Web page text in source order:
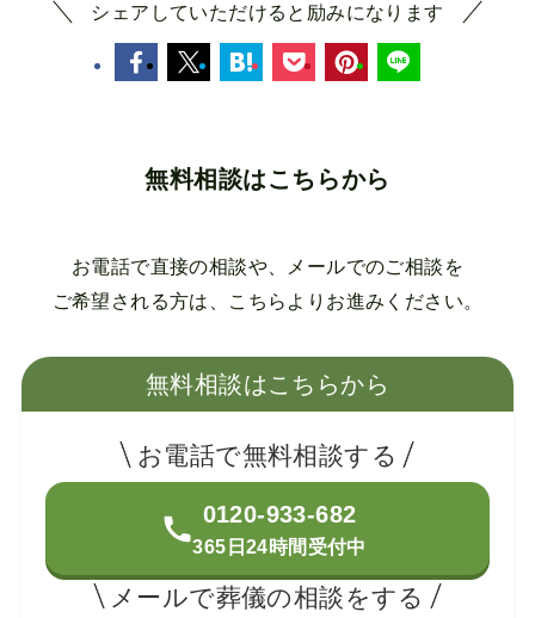
シェアしていただけると励みになります
無料相談はこちらから
お電話で直接の相談や、メールでのご相談を
ご希望される方は、こちらよりお進みください。
無料相談はこちらから
お電話で無料相談する
0120-933-682
365日24時間受付中
メールで葬儀の相談をする